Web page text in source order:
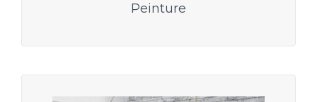
Peinture